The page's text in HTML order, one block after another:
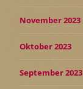
November 2023
Oktober 2023
September 2023